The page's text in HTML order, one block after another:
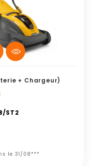
+ Chargeur)
ST2
le 31/08***